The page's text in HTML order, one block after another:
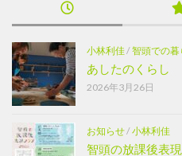
小林利佳/智頭での暮
あしたのくらし
2026年3月26日
お知らせ/小林利佳
智頭の放課後表